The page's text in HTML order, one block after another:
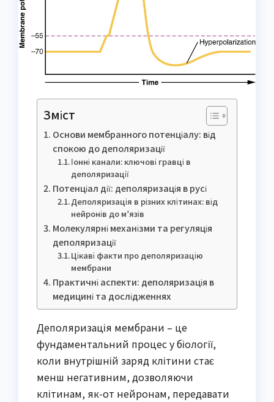
Зміст
Основи мембранного потенціалу: від
спокою до деполяризації
Іонні канали: ключові гравці в
деполяризації
Потенціал дії: деполяризація в русі
Деполяризація в різних клітинах: від
нейронів до м’язів
Молекулярні механізми та регуляція
деполяризації
Цікаві факти про деполяризацію
мембрани
Практичні аспекти: деполяризація в
медицині та дослідженнях
Деполяризація мембрани – це
фундаментальний процес у біології,
коли внутрішній заряд клітини стає
менш негативним, дозволяючи
клітинам, як-от нейронам, передавати